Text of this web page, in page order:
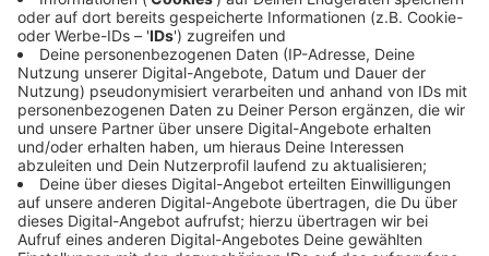
August ist der beliebteste Monat
Anzeige
Mit mehr als 380 Trauungen ist der August der
beliebteste Heiratsmonat. Trotzdem gibt es noch
einige freie Termine im August und September. Die